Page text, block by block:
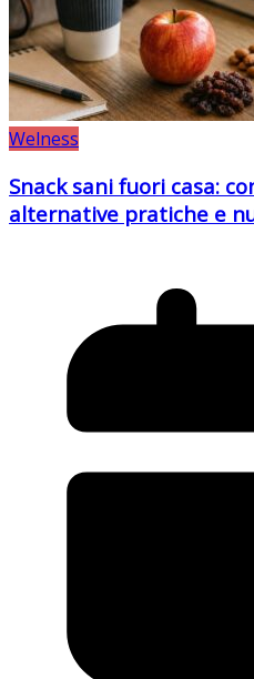
Welness
Snack sani fuori casa:
alternative pratiche e